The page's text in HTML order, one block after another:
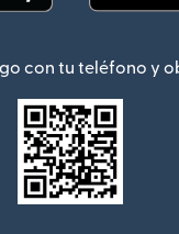
con tu teléfono y